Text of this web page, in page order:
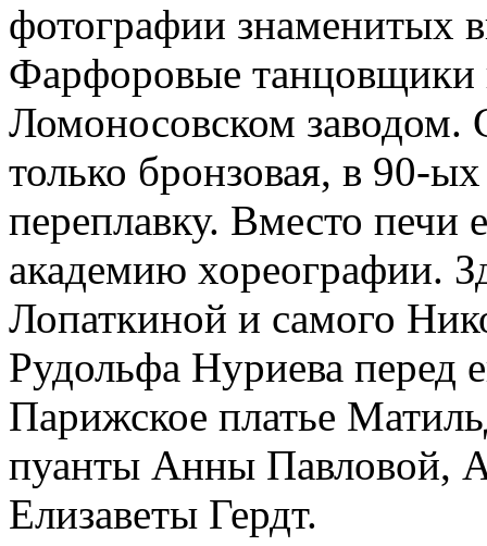
фотографии знаменитых
Фарфоровые танцовщики
Ломоносовском заводом.
только бронзовая, в 90-
переплавку. Вместо печи
академию хореографии.
Лопаткиной и самого
Рудольфа Нуриева перед
Парижское платье
пуанты Анны Павловой,
Елизаветы Гердт.